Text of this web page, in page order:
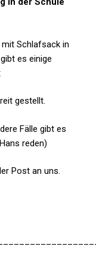
Schlafsack in
es einige
gestellt.
Fälle gibt es
reden)
Post an uns.